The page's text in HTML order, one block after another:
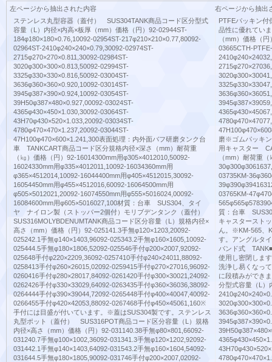
左ページから抽出された内容
ステンレス丸型容器（蓋付） SUS304TANK商品コード区分型式
容量（L）内径×内高×板厚（mm）価格（円）92-02944ST-
184φ180×180×0.76,10092-02954ST-217φ210×210×0.77,80092-
02964ST-2410φ240×240×0.79,30092-02974ST-
2715φ270×270×0.811,30092-02984ST-
3020φ300×300×0.813,50092-02994ST-
3325φ330×330×0.816,50092-03004ST-
3636φ360×360×0.920,10092-03014ST-
3945φ387×390×0.924,10092-03054ST-
39H50φ387×480×0.927,00092-03024ST-
4365φ430×450×1.030,30092-03064ST-
43H70φ430×520×1.033,20092-03034ST-
4780φ470×470×1.237,20092-03044ST-
47H100φ470×600×1.241,300表面処理：内外面バフ研磨タンク台
車 TANKCART商品コード区分規格内径×深さ（mm）耐荷重
（㎏）価格（円）92-16014300mm用φ305×4012010,50092-
16024330mm用φ335×4012011,10092-16034360mm用
φ365×4512014,10092-16044400mm用φ405×4512015,30092-
16054450mm用φ455×4512016,60092-16064500mm用
φ505×5012021,20092-16074550mm用φ555×5016024,00092-
16084600mm用φ605×5016027,100材質：台車 SUS304、タイ
ヤ ナイロン製（ストッパー2個付）モリブデンタンク（蓋付）
SUS316MOLYBDENUMTANK商品コード区分容量（L）規格内径×
高さ（mm）価格（円）92-025141.3手無φ120×1203,20092-
025242.1手無φ140×1403,96092-025343.2手無φ160×1605,10092-
025444.5手無φ180×1806,52092-025546手付φ200×2007,92092-
025648手付φ220×2209,36092-0257410手付φ240×24011,88092-
0258413手付φ260×26015,02092-0259415手付φ270×27016,96092-
0260416手付φ280×28017,84092-0261420手付φ300×30021,24092-
0262426手付φ330×33029,64092-0263435手付φ360×36036,38092-
0264444手付φ390×39044,72092-0265448手付φ400×40047,40092-
0266455手付φ420×42053,88092-0267468手付φ450×45061,160※
手付には目盛が付いています。※蓋はSUS304製です。ステンレス
丸型ポット（蓋付） SUS316POT商品コード区分容量（L）規格
内径×高さ（mm）価格（円）92-031140.38手無φ80×801,66092-
031240.7手無φ100×1002,36092-031341.3手無φ120×1202,92092-
031442.1手無φ140×1403,64092-031543.2手無φ160×1604,54092-
031644.5手無φ180×1805,90092-031746手付φ200×2007,02092-
右ページから抽出
PTFEパッキン
品性に優れてい
（mm）価格（
03665CTH-
磨※ゴムパッキ
用キャスター
（mm）耐荷重
03735KM-
03765KM-
質：台車
キャスタースト
ん。※KM-565、
す。アングルタ
バンド式
使用し密閉しま
洗浄し易くなっ
に段積みができ
分型式容量（L）